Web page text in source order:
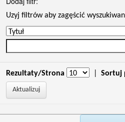
Uzyj filtrów aby zagęścić
Rezultaty/Strona Sortuj